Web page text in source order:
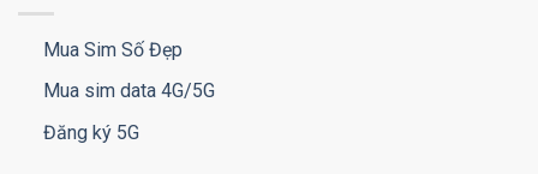
Mua Sim Số Đẹp
Mua sim data 4G/5G
Đăng ký 5G